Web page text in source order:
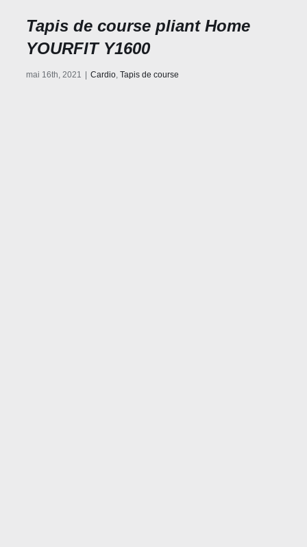
Tapis de course pliant Home
YOURFIT Y1600
mai 16th, 2021 Cardio, Tapis de course